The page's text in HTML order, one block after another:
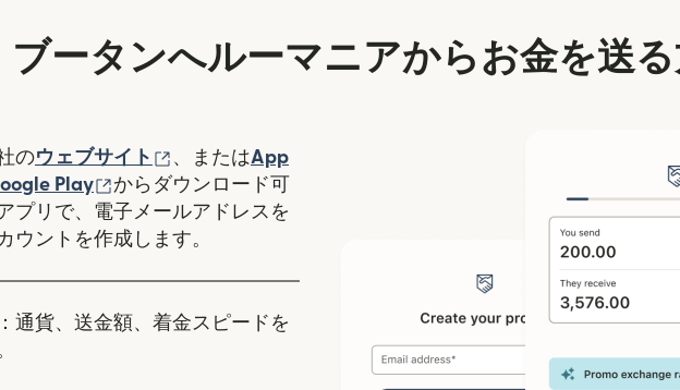
ブータンへルーマニアからお金を送る
のウェブサイト （別ウィンドウで開きます）
、またはApp
ウィンドウで開きます）
Play （別ウィンドウで開きます）
からダウンロード可
プリで、電子メールアドレスを
ウントを作成します。
：通貨、送金額、着金スピードを